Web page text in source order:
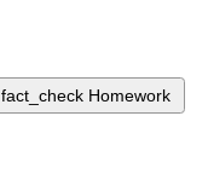
fact_check Homework